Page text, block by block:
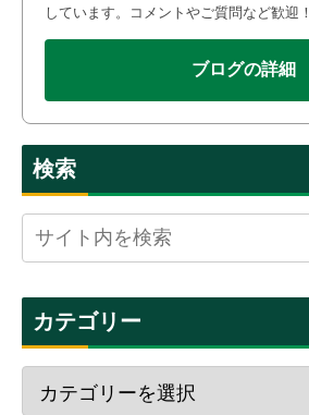
しています。コメントやご質問など歓迎！
ブログの詳細
検索
カテゴリー